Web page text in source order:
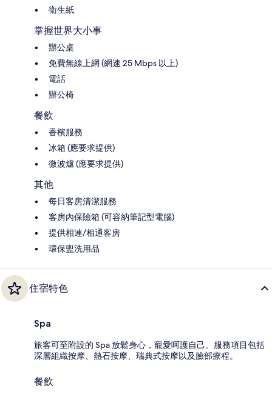
衛生紙
掌握世界大小事
辦公桌
免費無線上網 (網速 25 Mbps 以上)
電話
辦公椅
餐飲
香檳服務
冰箱 (應要求提供)
微波爐 (應要求提供)
其他
每日客房清潔服務
客房內保險箱 (可容納筆記型電腦)
提供相連/相通客房
環保盥洗用品
住宿特色
Spa
旅客可至附設的 Spa 放鬆身心，寵愛呵護自己。服務項目包括
深層組織按摩、熱石按摩、瑞典式按摩以及臉部療程。
餐飲